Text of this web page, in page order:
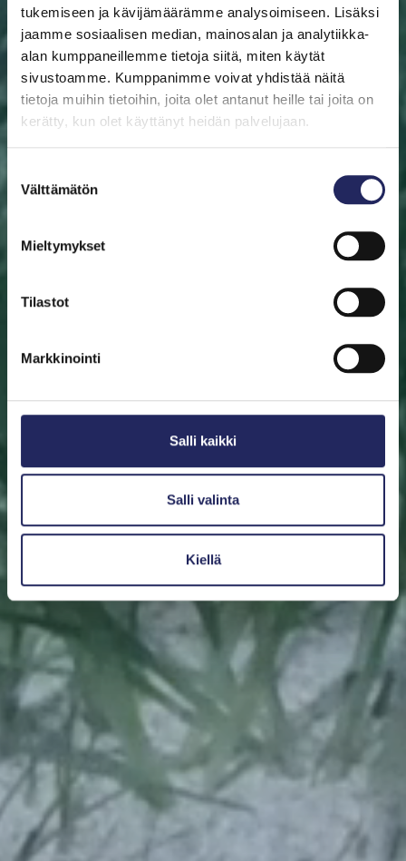
tukemiseen ja kävijämäärämme analysoimiseen. Lisäksi
jaamme sosiaalisen median, mainosalan ja analytiikka-
alan kumppaneillemme tietoja siitä, miten käytät
sivustoamme. Kumppanimme voivat yhdistää näitä
tietoja muihin tietoihin, joita olet antanut heille tai joita on
kerätty, kun olet käyttänyt heidän palvelujaan.
valinta
Välttämätön
Mieltymykset
Tilastot
Markkinointi
Salli kaikki
Salli valinta
Kiellä
ETUSIVU AUTA ITÄMERTA LAHJOITA
PELASTA
PALA
Auta pelastamaan Itämeri. Pala Itämerta on myös
saajalle tärkeän merialueen luota. Halutessasi saat
Valitse pala Etsi pelastettu pala